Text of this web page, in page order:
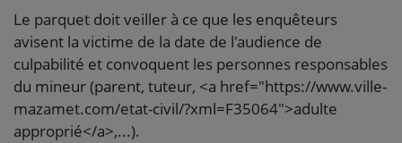
Le parquet doit veiller à ce que les enquêteurs
avisent la victime de la date de l'audience de
culpabilité et convoquent les personnes responsables
du mineur (parent, tuteur, <a href="https://www.ville-
mazamet.com/etat-civil/?xml=F35064">adulte
approprié</a>,...).